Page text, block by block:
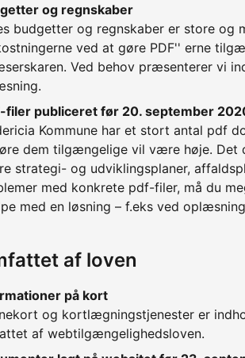
og regnskaber
budgetter og regnskaber er store og
ved at gøre PDF'' erne
Ved behov præsenterer vi
filer publiceret før 20. september
Kommune har et stort antal pdf
dem tilgængelige vil være høje. Det
strategi- og udviklingsplaner,
med konkrete pdf-filer, må du
med en løsning – f.eks ved oplæsning
af loven
på kort
og kortlægningstjenester er
af webtilgængelighedsloven.